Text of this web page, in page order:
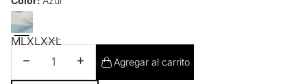
MLXL XXL
Disminuir cantidadAumentar cantidad
Agregar al carrito